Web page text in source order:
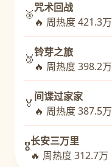
🥈咒术回战
🔥 周热度 421.3万
🥉铃芽之旅
🔥 周热度 398.2万
🏅 间谍过家家
🔥 周热度 387.5万
🎖️长安三万里
🔥 周热度 312.7万